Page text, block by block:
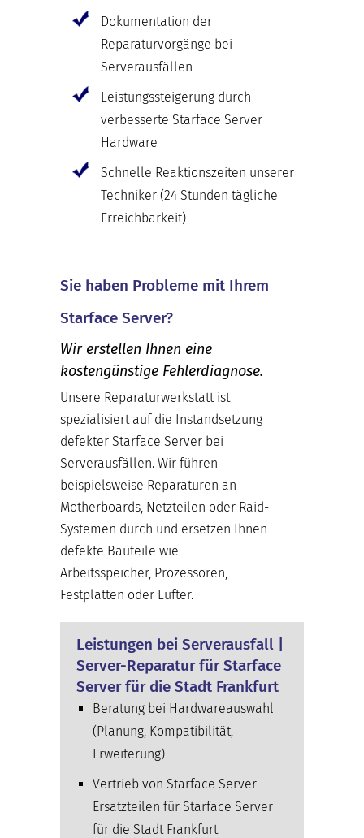
Dokumentation der
Reparaturvorgänge bei
Serverausfällen
Leistungssteigerung durch
verbesserte Starface Server
Hardware
Schnelle Reaktionszeiten unserer
Techniker (24 Stunden tägliche
Erreichbarkeit)
Sie haben Probleme mit Ihrem
Starface Server?
Wir erstellen Ihnen eine
kostengünstige Fehlerdiagnose.
Unsere Reparaturwerkstatt ist
spezialisiert auf die Instandsetzung
defekter Starface Server bei
Serverausfällen. Wir führen
beispielsweise Reparaturen an
Motherboards, Netzteilen oder Raid-
Systemen durch und ersetzen Ihnen
defekte Bauteile wie
Arbeitsspeicher, Prozessoren,
Festplatten oder Lüfter.
Leistungen bei Serverausfall |
Server-Reparatur für Starface
Server für die Stadt Frankfurt
Beratung bei Hardwareauswahl
(Planung, Kompatibilität,
Erweiterung)
Vertrieb von Starface Server-
Ersatzteilen für Starface Server
für die Stadt Frankfurt